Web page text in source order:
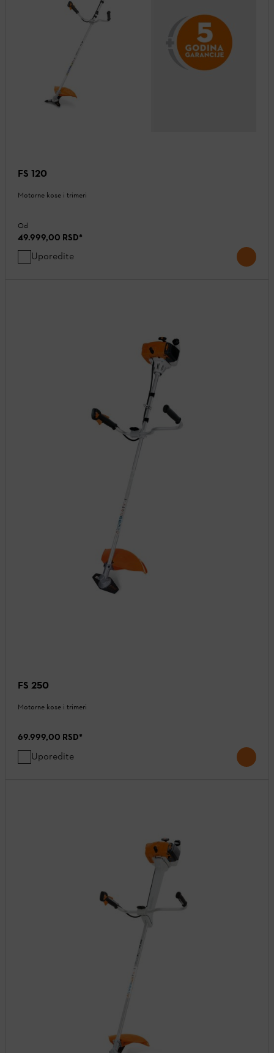
FS 120
Motorne kose i trimeri
Od
49.999,00 RSD*
Uporedite
FS 250
Motorne kose i trimeri
69.999,00 RSD*
Uporedite